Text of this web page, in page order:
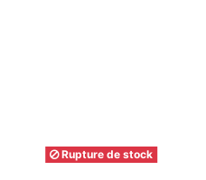
Rupture de stock